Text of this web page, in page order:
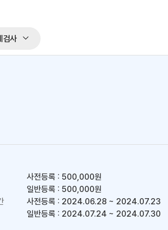
검사
사전등록 : 500,000원
일반등록 : 500,000원
사전등록 : 2024.06.28 ~ 2024.07.23
일반등록 : 2024.07.24 ~ 2024.07.30